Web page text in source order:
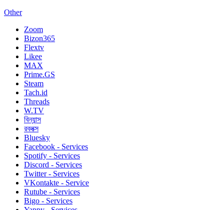
Other
Zoom
Bizon365
Flextv
Likee
MAX
Prime.GS
Steam
Tach.id
Threads
W.TV
বিন্যান্স
রবলক্স
Bluesky
Facebook - Services
Spotify - Services
Discord - Services
Twitter - Services
VKontakte - Service
Rutube - Services
Bigo - Services